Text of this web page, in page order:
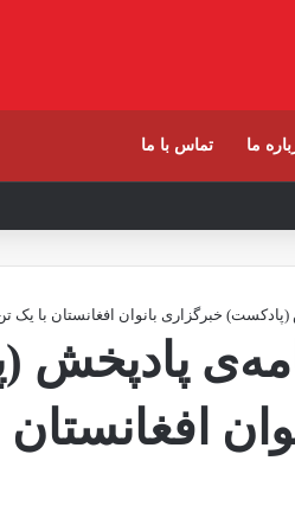
ما تماس با ما
خبرگزاری بانوان افغانستان با یک تن
پادپخش
افغانستان